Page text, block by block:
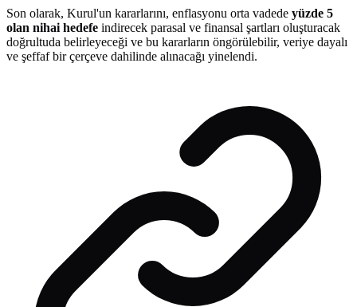
Son olarak, Kurul'un kararlarını, enflasyonu orta vadede yüzde 5
olan nihai hedefe indirecek parasal ve finansal şartları oluşturacak
doğrultuda belirleyeceği ve bu kararların öngörülebilir, veriye dayalı
ve şeffaf bir çerçeve dahilinde alınacağı yinelendi.